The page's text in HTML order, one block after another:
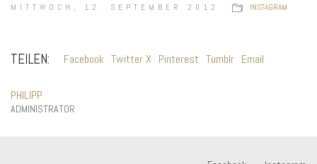
MITTWOCH, 12. SEPTEMBER 2012 INSTAGRAM
TEILEN: Facebook Twitter X Pinterest Tumblr Email
PHILIPP
ADMINISTRATOR